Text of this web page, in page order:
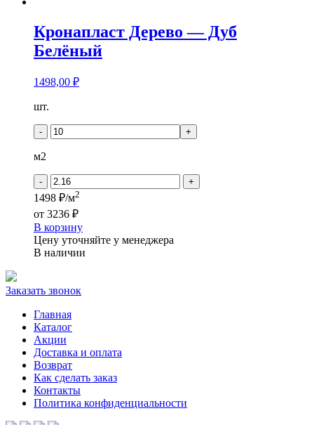
Кронапласт Дерево — Дуб
Белёный
1498,00 ₽
Количество
Кронапласт
-
Белёный
шт.
- +
м2
- +
1498 ₽/м2
от 3236 ₽
В корзину
Цену уточняйте у менеджера
В наличии
Заказать звонок
Главная
Каталог
Акции
Доставка и оплата
Возврат
Как сделать заказ
Контакты
Политика конфиденциальности